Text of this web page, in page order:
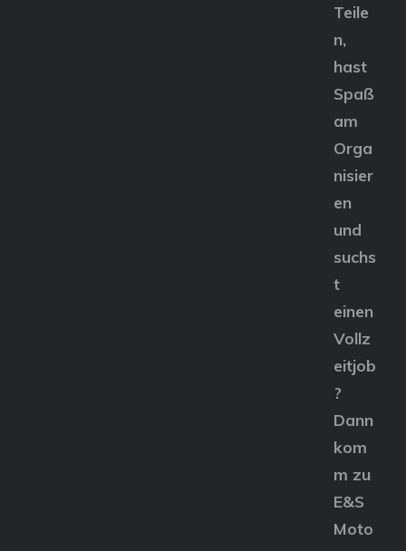
Teile
n,
hast
Spaß
am
Orga
nisier
en
und
suchs
t
einen
Vollz
eitjob
?
Dann
kom
m zu
E&S
Moto